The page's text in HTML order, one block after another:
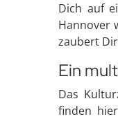
Dich auf
Hannover
zaubert
Ein
Das
finden